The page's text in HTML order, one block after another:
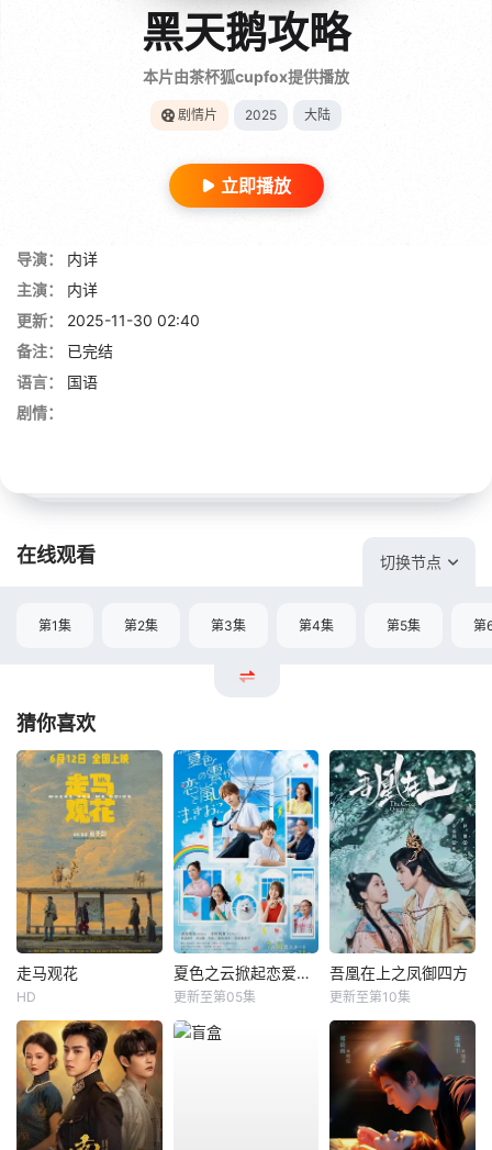
黑天鹅攻略
本片由茶杯狐cupfox提供播放
剧情片 2025 大陆
立即播放
导演：
内详
主演：
内详
更新：
2025-11-30 02:40
备注：
已完结
语言：
国语
剧情：
在线观看 切换节点
第1集 第2集 第3集 第4集 第5集 第
猜你喜欢
走马观花
HD
夏色之云掀起恋爱与风暴
更新至第05集
吾凰在上之凤御四方
更新至第10集